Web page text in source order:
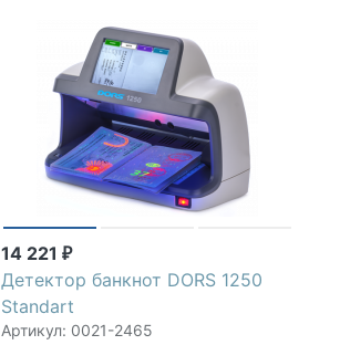
14 221₽
Детектор банкнот DORS 1250
Standart
Артикул: 0021-2465